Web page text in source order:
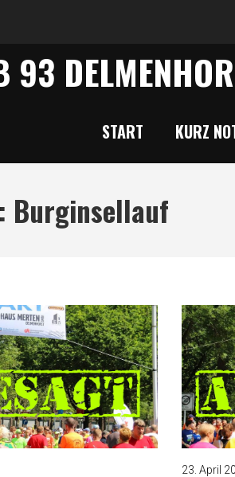
93
START KURZ
Burginsellauf
23. April